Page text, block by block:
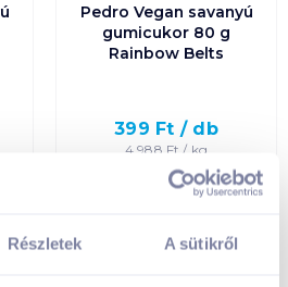
Részletek A sütikről
Ár szerint
csökkenő
növekvő
Egységár szerint
Pedro Vegan savanyú
gumicukor 80 g
Rainbow Belts
399 Ft / db
4 988 Ft / kg
KosárbaKosárba
1 karton = 20 db
+1 karton a kosárba